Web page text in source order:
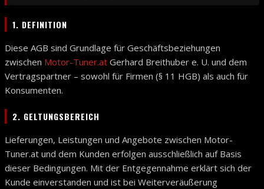
1. DEFINITION
Diese AGB sind Grundlage für Geschäftsbeziehungen
zwischen Motor-Tuner.at Gerhard Breithuber e. U. und dem
Vertragspartner – sowohl für Firmen (§ 11 HGB) als auch für
Konsumenten.
2. GELTUNGSBEREICH
Lieferungen, Leistungen und Angebote zwischen Motor-
Tuner.at und dem Kunden erfolgen ausschließlich auf Basis
dieser Bedingungen. Mit der Entgegennahme erklärt sich der
Kunde einverstanden und ist bei Weiterveräußerung